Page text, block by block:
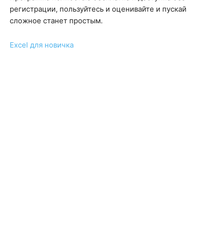
регистрации, пользуйтесь и оценивайте и пускай
сложное станет простым.
Excel для новичка